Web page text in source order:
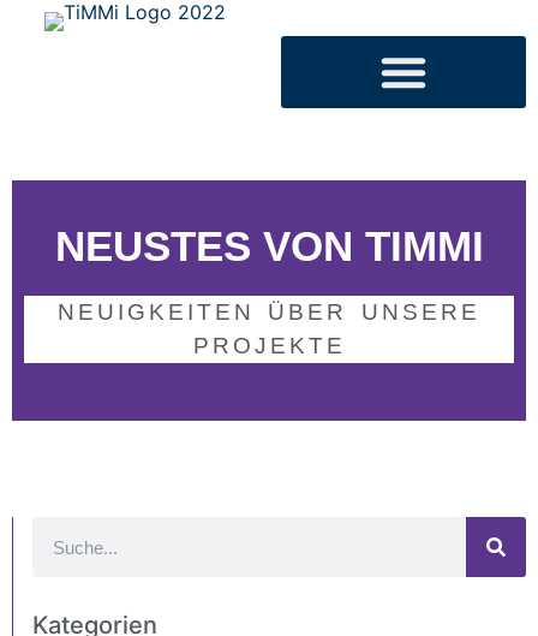
NEUSTES VON TIMMI
NEUIGKEITEN ÜBER UNSERE
PROJEKTE
Kategorien